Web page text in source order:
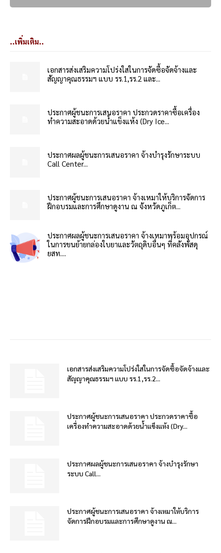
..เพิ่มเติม..
เอกสารส่งเสริมความโปร่งใสในการจัดซื้อจัดจ้างและ
สัญญาคุณธรรมฯ แบบ รร.1,รร.2 และ...
ประกาศผู้ชนะการเสนอราคา ประกวดราคาซื้อเครื่อง
ทำความสะอาดด้วยน้ำแข็งแห้ง (Dry Ice...
ประกาศผลผู้ชนะการเสนอราคา จ้างบำรุงรักษาระบบ
Call Center...
ประกาศผู้ชนะการเสนอราคา จ้างเหมาให้บริการจัดการ
ฝึกอบรมและการศึกษาดูงาน ณ จังหวัดภูเก็ต...
ประกาศผลผู้ชนะการเสนอราคา จ้างเหมาพร้อมอุปกรณ์
ในการขนย้ายกล่องใบยาและวัตถุดิบอื่นๆ ที่คลังพัสดุ
ยสท....
เอกสารส่งเสริมความโปร่งใสในการจัดซื้อจัดจ้างและ
สัญญาคุณธรรมฯ แบบ รร.1,รร.2...
ประกาศผู้ชนะการเสนอราคา ประกวดราคาซื้อ
เครื่องทำความสะอาดด้วยน้ำแข็งแห้ง (Dry...
ประกาศผลผู้ชนะการเสนอราคา จ้างบำรุงรักษา
ระบบ Call...
ประกาศผู้ชนะการเสนอราคา จ้างเหมาให้บริการ
จัดการฝึกอบรมและการศึกษาดูงาน ณ...